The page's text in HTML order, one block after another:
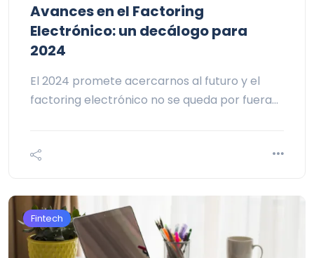
Avances en el Factoring
Electrónico: un decálogo para
2024
El 2024 promete acercarnos al futuro y el
factoring electrónico no se queda por fuera…
Fintech